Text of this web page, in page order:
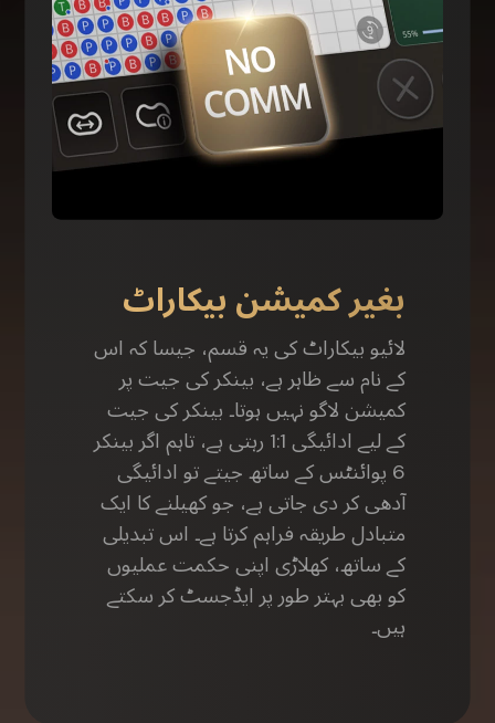
بغیر کمیشن بیکاراٹ
لائیو بیکاراٹ کی یہ قسم، جیسا کہ اس
کے نام سے ظاہر ہے، بینکر کی جیت پر
کمیشن لاگو نہیں ہوتا۔ بینکر کی جیت
کے لیے ادائیگی 1:1 رہتی ہے، تاہم اگر بینکر
6 پوائنٹس کے ساتھ جیتے تو ادائیگی
آدھی کر دی جاتی ہے، جو کھیلنے کا ایک
متبادل طریقہ فراہم کرتا ہے۔ اس تبدیلی
کے ساتھ، کھلاڑی اپنی حکمت عملیوں
کو بھی بہتر طور پر ایڈجسٹ کر سکتے
ہیں۔